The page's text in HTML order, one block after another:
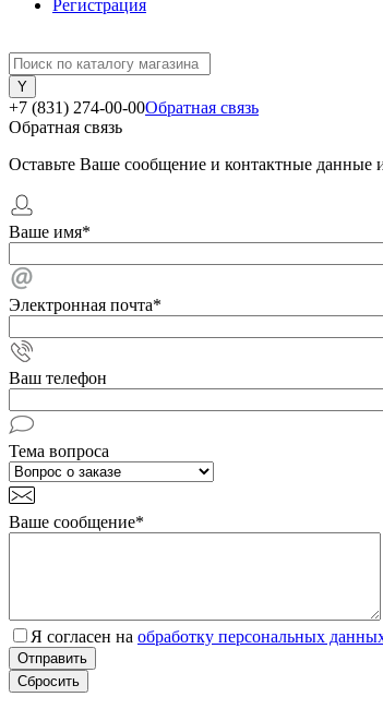
Регистрация
+7 (831) 274-00-00Обратная связь
Обратная связь
Оставьте Ваше сообщение и контактные
Ваше имя*
Электронная почта*
Ваш телефон
Тема вопроса
Ваше сообщение*
Я согласен на обработку персональных